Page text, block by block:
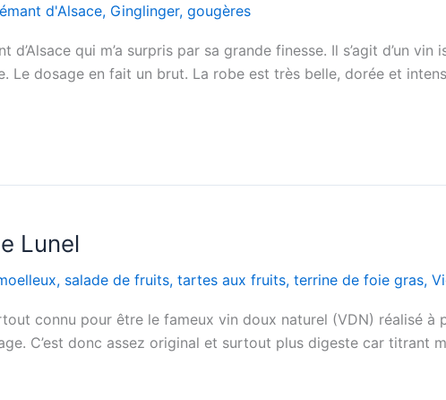
d'Alsace, Ginglinger, gougères
qui m’a surpris par sa grande finesse. Il s’agit d’un vin
Le dosage en fait un brut. La robe est très belle, dorée et
Lunel
, salade de fruits, tartes aux fruits, terrine de foie gras,
connu pour être le fameux vin doux naturel (VDN) réalisé à
C’est donc assez original et surtout plus digeste car titrant